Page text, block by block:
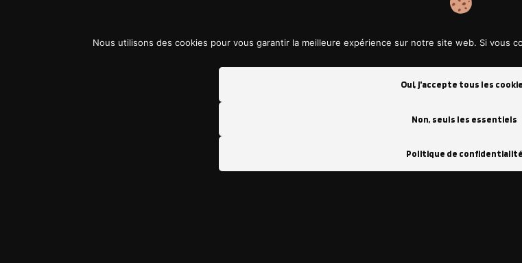
Nous utilisons des cookies pour vous garantir la meilleure expérience sur notre site web. Si vous
Oui, j'accepte tous les
Non, seuls les essentiels
Politique de confidentialité